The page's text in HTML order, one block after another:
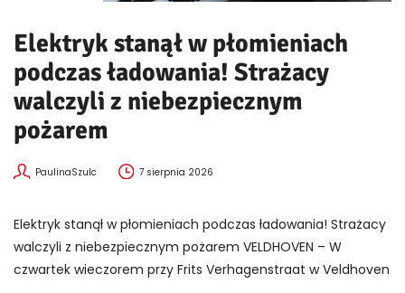
Elektryk stanął w płomieniach
podczas ładowania! Strażacy
walczyli z niebezpiecznym
pożarem
PaulinaSzulc 7 sierpnia 2026
Elektryk stanął w płomieniach podczas ładowania! Strażacy
walczyli z niebezpiecznym pożarem VELDHOVEN – W
czwartek wieczorem przy Frits Verhagenstraat w Veldhoven